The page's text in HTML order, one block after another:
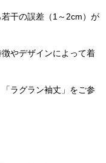
干の誤差（1～2cm）が
やデザインによって着
ラグラン袖丈」をご参